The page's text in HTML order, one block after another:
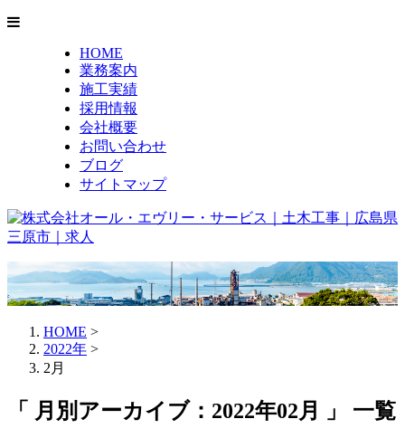
HOME
業務案内
施工実績
採用情報
会社概要
お問い合わせ
ブログ
サイトマップ
HOME >
2022年 >
2月
「 月別アーカイブ：2022年02月 」 一覧